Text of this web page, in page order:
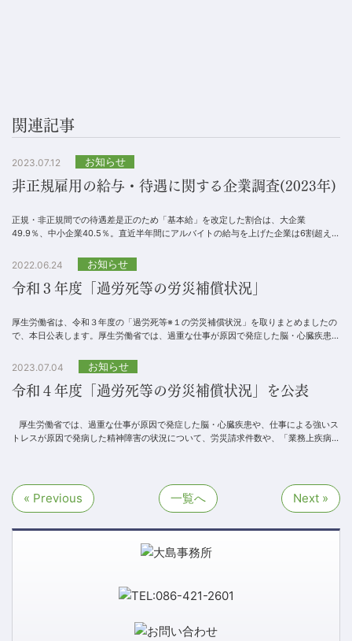
関連記事
2023.07.12 お知らせ
非正規雇用の給与・待遇に関する企業調査(2023年)
正規・非正規間での待遇差是正のため「基本給」を改定した割合は、大企業
49.9％、中小企業40.5％。直近半年間にアルバイトの給与を上げた企業は6割超えで
2022.06.24 お知らせ
令和３年度「過労死等の労災補償状況」
厚生労働省は、令和３年度の「過労死等※１の労災補償状況」を取りまとめましたの
で、本日公表します。厚生労働省では、過重な仕事が原因で発症した脳・心臓疾患
2023.07.04 お知らせ
令和４年度「過労死等の労災補償状況」を公表
厚生労働省では、過重な仕事が原因で発症した脳・心臓疾患や、仕事による強いス
トレスが原因で発病した精神障害の状況について、労災請求件数や、「業務上疾病」
« Previous 一覧へ Next »